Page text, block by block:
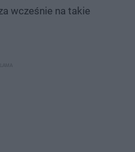
wcześnie na takie